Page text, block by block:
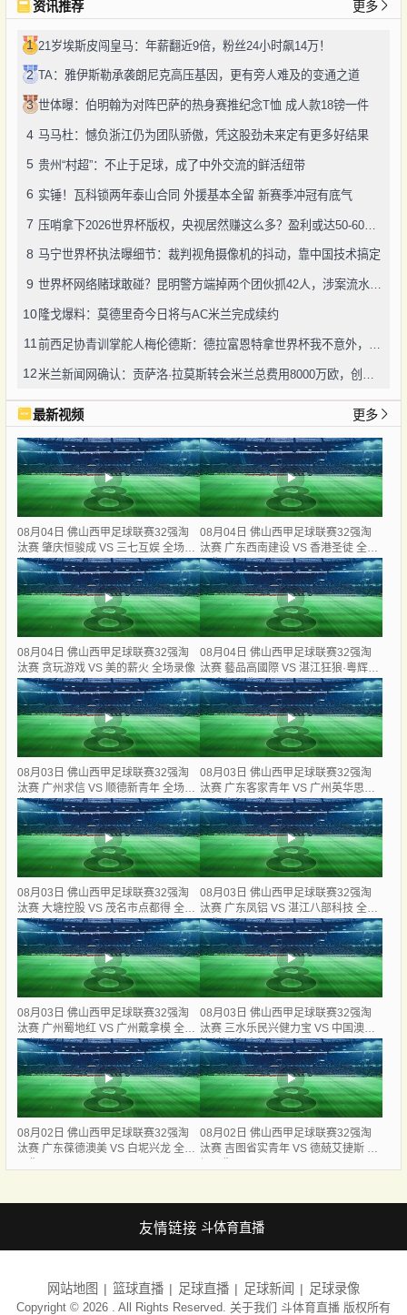
资讯推荐 更多
1 21岁埃斯皮闯皇马：年薪翻近9倍，粉丝24小时飙14万！
2 TA：雅伊斯勒承袭朗尼克高压基因，更有旁人难及的变通之道
3 世体曝：伯明翰为对阵巴萨的热身赛推纪念T恤 成人款18镑一件
4 马马杜：憾负浙江仍为团队骄傲，凭这股劲未来定有更多好结果
5 贵州“村超”：不止于足球，成了中外交流的鲜活纽带
6 实锤！瓦科锁两年泰山合同 外援基本全留 新赛季冲冠有底气
7 压哨拿下2026世界杯版权，央视居然赚这么多？盈利或达50-60亿！
8 马宁世界杯执法曝细节：裁判视角摄像机的抖动，靠中国技术搞定
9 世界杯网络赌球敢碰？昆明警方端掉两个团伙抓42人，涉案流水超三千万
10 隆戈爆料：莫德里奇今日将与AC米兰完成续约
11
12
最新视频 更多
08月04日 佛山西甲足球联赛32强淘
汰赛 肇庆恒骏成 VS 三七互娱 全场录
像
08月04日 佛山西甲足球联赛32强淘
汰赛 广东西南建设 VS 香港圣徒 全场
录像
08月04日 佛山西甲足球联赛32强淘
汰赛 贪玩游戏 VS 美的薪火 全场录像
08月04日 佛山西甲足球联赛32强淘
汰赛 藝品高國際 VS 湛江狂狼·粵辉能
源 全场录像
08月03日 佛山西甲足球联赛32强淘
汰赛 广州求信 VS 顺德新青年 全场录
像
08月03日 佛山西甲足球联赛32强淘
汰赛 广东客家青年 VS 广州英华思力
U17 全场录像
08月03日 佛山西甲足球联赛32强淘
汰赛 大塘控股 VS 茂名市点都得 全场
录像
08月03日 佛山西甲足球联赛32强淘
汰赛 广东凤铝 VS 湛江八部科技 全场
录像
08月03日 佛山西甲足球联赛32强淘
汰赛 广州蜀地红 VS 广州戴拿模 全场
录像
08月03日 佛山西甲足球联赛32强淘
汰赛 三水乐民兴健力宝 VS 中国澳门
澳科精英 全场录像
08月02日 佛山西甲足球联赛32强淘
汰赛 广东葆德澳美 VS 白坭兴龙 全场
08月02日 佛山西甲足球联赛32强淘
汰赛 吉图省实青年 VS 德兢艾捷斯 全
友情链接 斗体育直播
网站地图 篮球直播 足球直播 足球新闻 足球录像
Copyright © 2026 . All Rights Reserved. 关于我们 斗体育直播 版权所有